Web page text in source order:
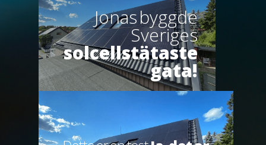
Jonas byggde
Sveriges
solcellstätaste
gata!